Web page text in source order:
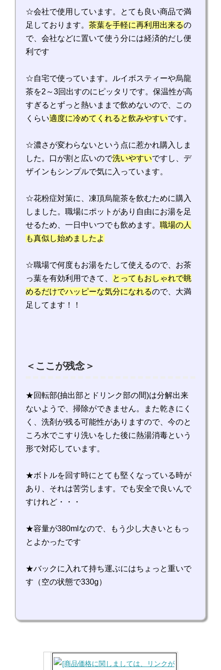
☆会社で使用しています。とても良い商品で満
足しております。 茶葉を手軽に再利用出来るの
で、会社などに置いて使う分には経済的だし便
利です
☆自宅で使っています。ルイボスティーや烏龍
茶を2～3回出すのにピッタリです。保温性が高
すぎるとずっと熱いままで飲めないので、この
くらい適度に冷めてくれると飲みやすいです。
☆濃さが変わらないという点に惹かれ購入しま
した。口が割と広いので洗いやすいですし、デ
ザインもシンプルで気に入っています。
☆花粉症対策に、凍頂烏龍茶を飲むために購入
しました。職場にポットがあり自由にお湯を足
せるため、一日中いつでも飲めます。 職場の人
も真似し始めましたよ
☆職場で何度もお湯をたして使えるので、お茶
っ葉を有効利用できて、
とってもおしゃれで眺
めるだけでハッピーな気分になれるので、大満
足してます！！
＜ここが残念＞
★回転部(抽出部とドリンク部の間)は分解出来
ないようで、掃除ができません。また乾きにく
く、洗剤が残る可能性がありますので、今のと
ころ水でこすり洗いをした後に熱湯消毒という
形で対応しています。
★ボトルを回す時にとても堅くなっている時が
あり、それは苦労します。でも安全で良いんで
すけれど・・・
★容量が380mlなので、もう少し大きいともっ
とよかったです
★バックに入れて持ち運ぶにはちょっと重いで
す（空の状態で330g）